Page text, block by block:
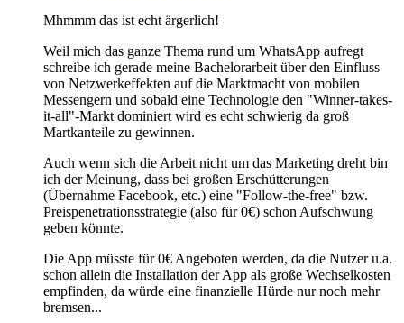
Mhmmm das ist echt ärgerlich!
Weil mich das ganze Thema rund um WhatsApp aufregt
schreibe ich gerade meine Bachelorarbeit über den Einfluss
von Netzwerkeffekten auf die Marktmacht von mobilen
Messengern und sobald eine Technologie den "Winner-takes-
it-all"-Markt dominiert wird es echt schwierig da groß
Martkanteile zu gewinnen.
Auch wenn sich die Arbeit nicht um das Marketing dreht bin
ich der Meinung, dass bei großen Erschütterungen
(Übernahme Facebook, etc.) eine "Follow-the-free" bzw.
Preispenetrationsstrategie (also für 0€) schon Aufschwung
geben könnte.
Die App müsste für 0€ Angeboten werden, da die Nutzer u.a.
schon allein die Installation der App als große Wechselkosten
empfinden, da würde eine finanzielle Hürde nur noch mehr
bremsen...